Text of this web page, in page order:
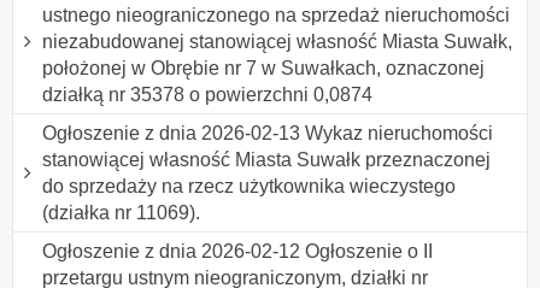
ustnego nieograniczonego na sprzedaż nieruchomości
niezabudowanej stanowiącej własność Miasta Suwałk,
położonej w Obrębie nr 7 w Suwałkach, oznaczonej
działką nr 35378 o powierzchni 0,0874
Ogłoszenie z dnia 2026-02-13 Wykaz nieruchomości
stanowiącej własność Miasta Suwałk przeznaczonej
do sprzedaży na rzecz użytkownika wieczystego
(działka nr 11069).
Ogłoszenie z dnia 2026-02-12 Ogłoszenie o II
przetargu ustnym nieograniczonym, działki nr